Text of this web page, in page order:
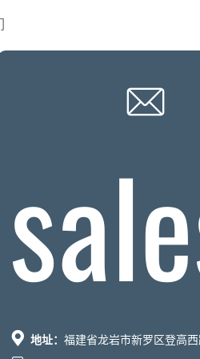

 地址： 福建省龙岩市新罗区登高西